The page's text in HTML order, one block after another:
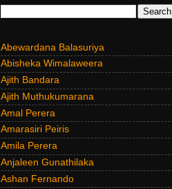
Abewardana Balasuriya
Abisheka Wimalaweera
Ajith Bandara
Ajith Muthukumarana
Amal Perera
Amarasiri Peiris
Amila Perera
Anjaleen Gunathilaka
Ashan Fernando